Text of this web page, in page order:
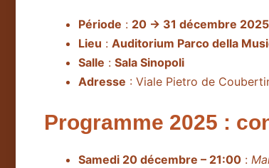
Période : 20 → 31 décembre 2025
Lieu : Auditorium Parco della
Salle : Sala Sinopoli
Adresse : Viale Pietro de
Programme 2025 :
Samedi 20 décembre – 21:00 :